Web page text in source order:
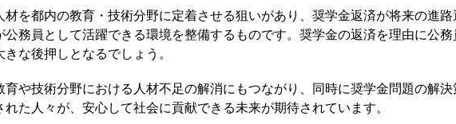
材を都内の教育・技術分野に定着させる狙いがあり、奨学金返済が将来の進
公務員として活躍できる環境を整備するものです。奨学金の返済を理由に公
な後押しとなるでしょう。
育や技術分野における人材不足の解消にもつながり、同時に奨学金問題の解
た人々が、安心して社会に貢献できる未来が期待されています。